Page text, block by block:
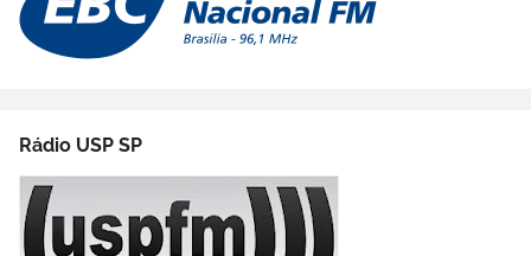
Rádio USP SP